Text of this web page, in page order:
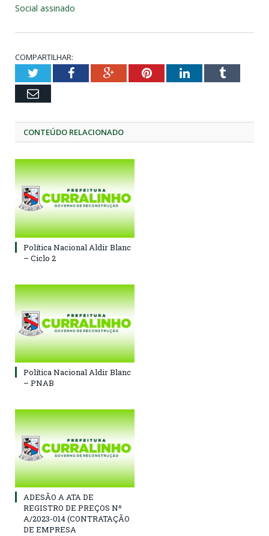
Social assinado
COMPARTILHAR:
TwitterFacebookGoogle+PinterestLinkedInTumblr
Email
CONTEÚDO RELACIONADO
Política Nacional Aldir Blanc
– Ciclo 2
Política Nacional Aldir Blanc
– PNAB
ADESÃO A ATA DE
REGISTRO DE PREÇOS Nº
A/2023-014 (CONTRATAÇÃO
DE EMPRESA